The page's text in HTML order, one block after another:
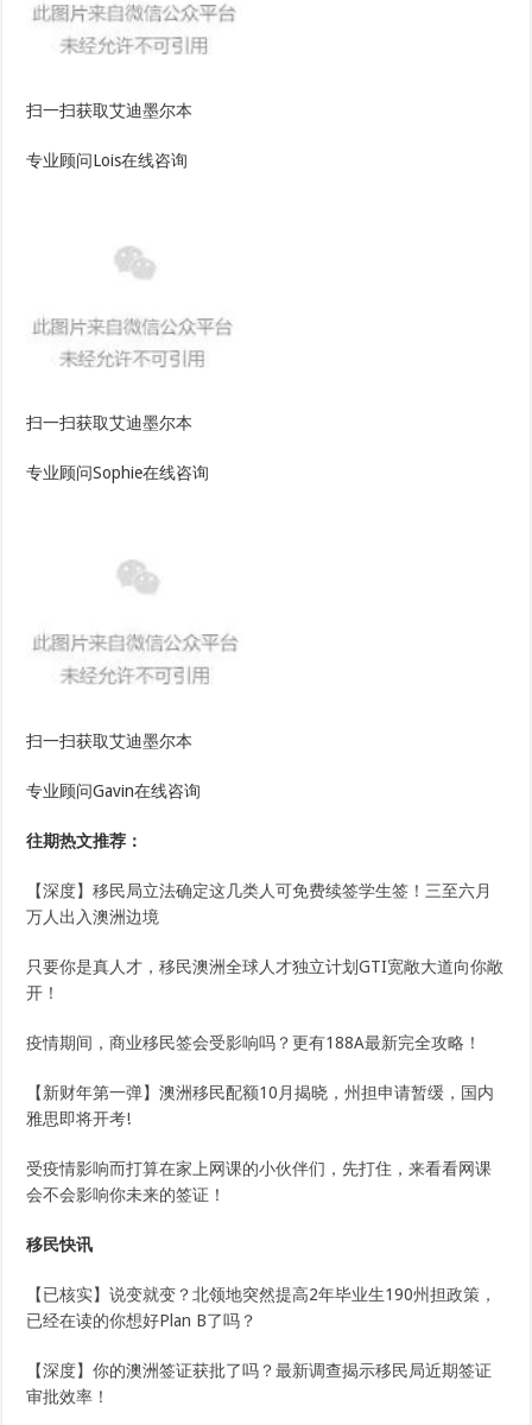
扫一扫获取艾迪墨尔本
专业顾问Lois在线咨询
扫一扫获取艾迪墨尔本
专业顾问Sophie在线咨询
扫一扫获取艾迪墨尔本
专业顾问Gavin在线咨询
往期热文推荐：
【深度】移民局立法确定这几类人可免费续签学生签！三至六月
万人出入澳洲边境
只要你是真人才，移民澳洲全球人才独立计划GTI宽敞大道向你敞
开！
疫情期间，商业移民签会受影响吗？更有188A最新完全攻略！
【新财年第一弹】澳洲移民配额10月揭晓，州担申请暂缓，国内
雅思即将开考!
受疫情影响而打算在家上网课的小伙伴们，先打住，来看看网课
会不会影响你未来的签证！
移民快讯
【已核实】说变就变？北领地突然提高2年毕业生190州担政策，
已经在读的你想好Plan B了吗？
【深度】你的澳洲签证获批了吗？最新调查揭示移民局近期签证
审批效率！